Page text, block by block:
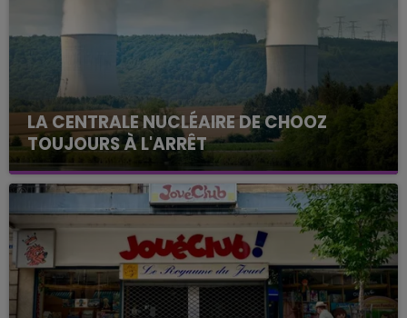
LA CENTRALE NUCLÉAIRE DE CHOOZ
TOUJOURS À L'ARRÊT
Cela fait déjà une semaine que la centrale
nucléaire ardennaise est à l'arrêt. Une situation
justifiée par la sécheresse intense qui est toujours
présente.